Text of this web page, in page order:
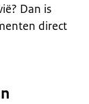
Dan is
direct